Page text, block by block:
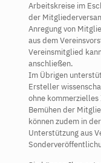
Arbeitskreise im
der
Anregung von
aus dem
Vereinsmitglied
anschließen.
Im Übrigen
Ersteller
ohne
Bemühen der
können zudem in
Unterstützung aus